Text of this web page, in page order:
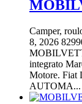
Camper,
8, 2026
integrato
Motore. Fiat
AUTOMA...